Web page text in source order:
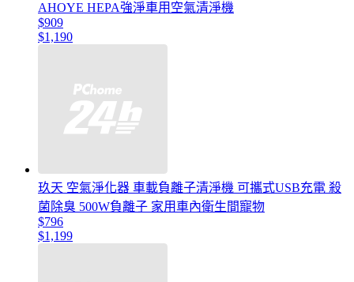
AHOYE HEPA強淨車用空氣清淨機
$909
$1,190
玖天 空氣淨化器 車載負離子清淨機 可攜式USB充電 殺
菌除臭 500W負離子 家用車內衛生間寵物
$796
$1,199